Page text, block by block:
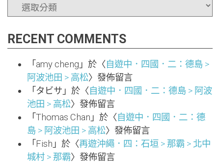
RECENT COMMENTS
「 amy cheng 」於〈自遊中．四國．二：德島 >
阿波池田 > 高松〉發佈留言
「 タビサ 」於〈自遊中．四國．二：德島 > 阿波
池田 > 高松〉發佈留言
「Thomas Chan 」於〈自遊中．四國．二：德
島 > 阿波池田 > 高松〉發佈留言
「 Fish 」於〈再遊沖繩．四：石垣 > 那霸 > 北中
城村 > 那霸〉發佈留言